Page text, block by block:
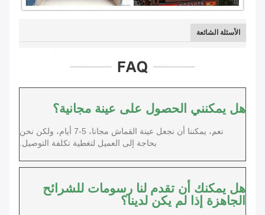
الأسئلة الشائعة
هل يمكنني الحصول على عينة مجانية؟
نعم، يمكننا أن نجعل عينة القماش مجانا، 5-7 أيام، ولكن نحن
بحاجة إلى العميل لتغطية تكلفة التوصيل.
هل يمكنك أن تقدم لنا رسومات للشرائح
الجاهزة إذا لم يكن لدينا؟